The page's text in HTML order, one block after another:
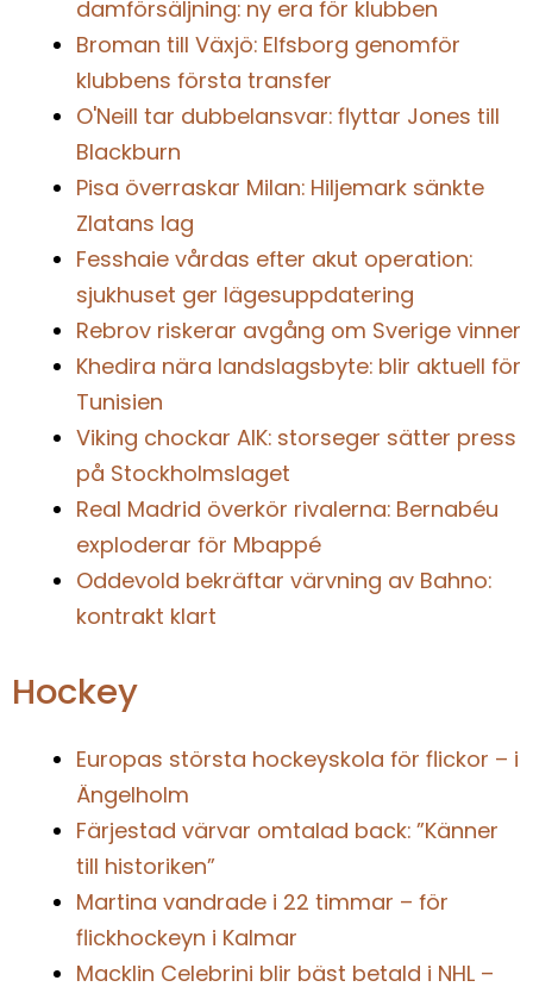
damförsäljning: ny era för klubben
Broman till Växjö: Elfsborg genomför
klubbens första transfer
O'Neill tar dubbelansvar: flyttar Jones till
Blackburn
Pisa överraskar Milan: Hiljemark sänkte
Zlatans lag
Fesshaie vårdas efter akut operation:
sjukhuset ger lägesuppdatering
Rebrov riskerar avgång om Sverige vinner
Khedira nära landslagsbyte: blir aktuell för
Tunisien
Viking chockar AIK: storseger sätter press
på Stockholmslaget
Real Madrid överkör rivalerna: Bernabéu
exploderar för Mbappé
Oddevold bekräftar värvning av Bahno:
kontrakt klart
Hockey
Europas största hockeyskola för flickor – i
Ängelholm
Färjestad värvar omtalad back: ”Känner
till historiken”
Martina vandrade i 22 timmar – för
flickhockeyn i Kalmar
Macklin Celebrini blir bäst betald i NHL –